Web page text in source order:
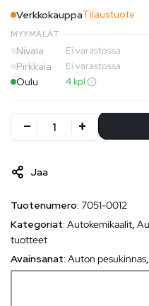
VerkkokauppaTilaustuote
MYYMÄLÄT
Nivala Ei varastossa
Pirkkala Ei varastossa
Oulu 4 kpl
Jaa
Tuotenumero: 7051-0012
Kategoriat: Autokemikaalit,
tuotteet
Avainsanat: Auton pesukinnas,